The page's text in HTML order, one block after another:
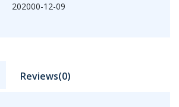
202000-12-09
Reviews(0)